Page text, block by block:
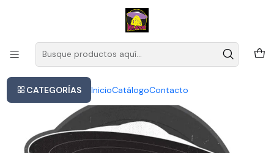
CATEGORÍAS InicioCatálogoContacto
Este es el texto del slide
Cd Chicago The Heart Of Chicago 1967 1997 Rock Warner 15
Canciones